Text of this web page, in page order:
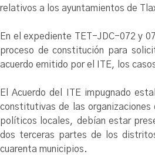
relativos a los ayuntamientos de
En el expediente TET-JDC-072 y
proceso de constitución para
acuerdo emitido por el ITE, los
El Acuerdo del ITE impugnado
constitutivas de las organizaciones
políticos locales, debían estar
dos terceras partes de los
cuarenta municipios.